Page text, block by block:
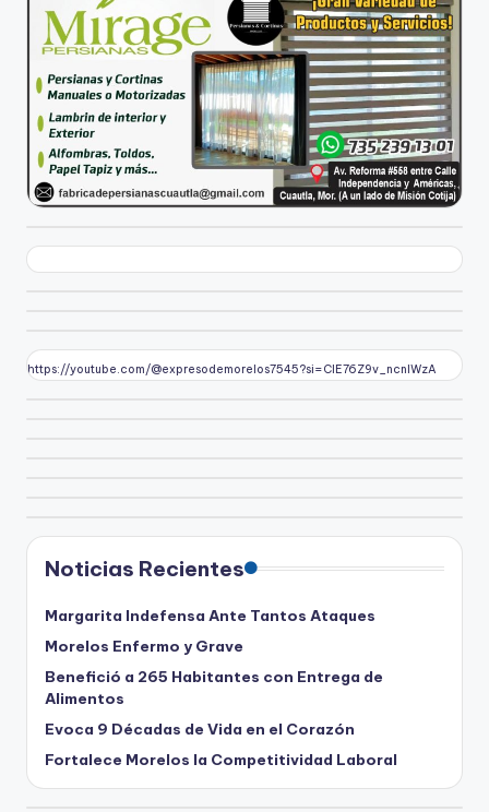
https://youtube.com/@expresodemorelos7545?si=CIE76Z9v_ncnlWzA
Noticias Recientes
Margarita Indefensa Ante Tantos Ataques
Morelos Enfermo y Grave
Benefició a 265 Habitantes con Entrega de
Alimentos
Evoca 9 Décadas de Vida en el Corazón
Fortalece Morelos la Competitividad Laboral